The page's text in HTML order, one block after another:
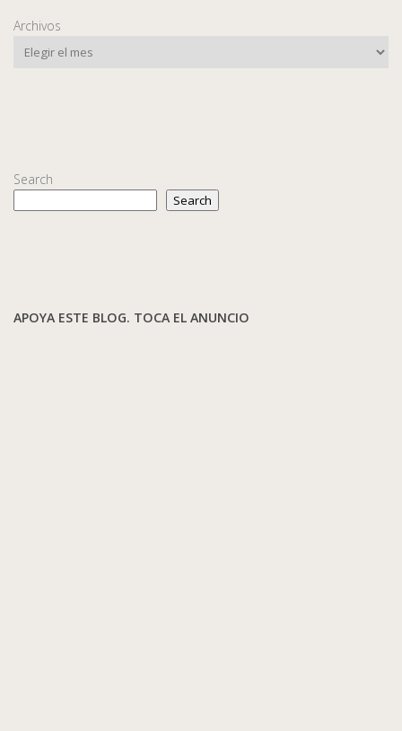
Archivos
Search
Search
APOYA ESTE BLOG. TOCA EL ANUNCIO